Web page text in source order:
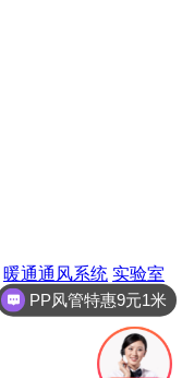
暖通通风系统 实验室
PP风管特惠9元1米